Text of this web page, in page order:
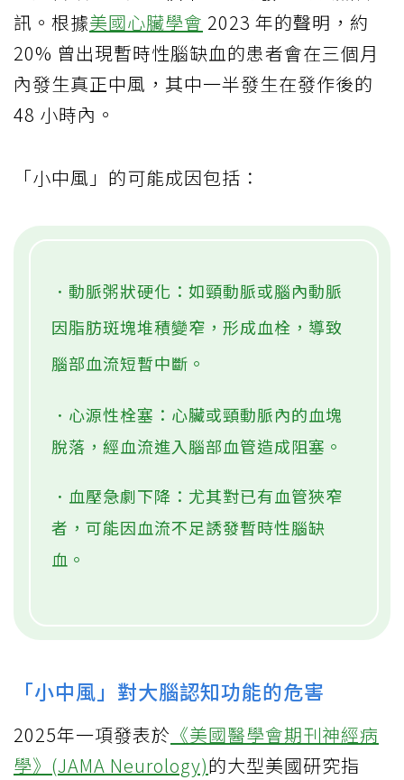
訊。根據美國心臟學會 2023 年的聲明，約
20% 曾出現暫時性腦缺血的患者會在三個月
內發生真正中風，其中一半發生在發作後的
48 小時內。
「小中風」的可能成因包括：
．動脈粥狀硬化：如頸動脈或腦內動脈
因脂肪斑塊堆積變窄，形成血栓，導致
腦部血流短暫中斷。
．心源性栓塞：心臟或頸動脈內的血塊
脫落，經血流進入腦部血管造成阻塞。
．血壓急劇下降：尤其對已有血管狹窄
者，可能因血流不足誘發暫時性腦缺
血。
「小中風」對大腦認知功能的危害
2025年一項發表於 《美國醫學會期刊神經病
學》(JAMA Neurology)的大型美國研究指